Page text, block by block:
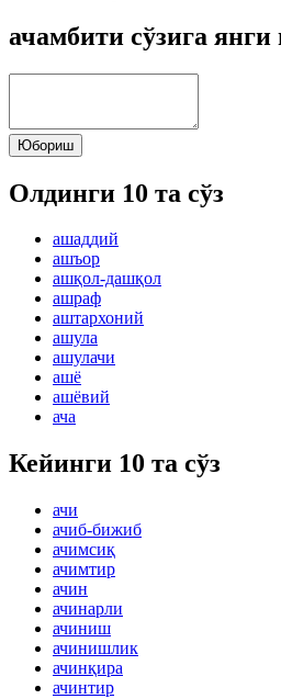
ачамбити сўзига
Юбориш
Олдинги 10 та сўз
ашаддий
ашъор
ашқол-дашқол
ашраф
аштархоний
ашула
ашулачи
ашё
ашёвий
ача
Кейинги 10 та сўз
ачи
ачиб-бижиб
ачимсиқ
ачимтир
ачин
ачинарли
ачиниш
ачинишлик
ачинқира
ачинтир